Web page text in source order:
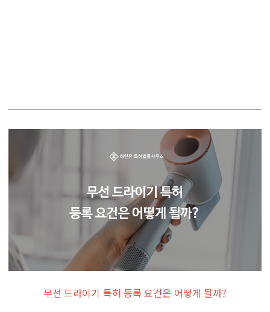
무선 드라이기 특허 등록 요건은 어떻게 될까?